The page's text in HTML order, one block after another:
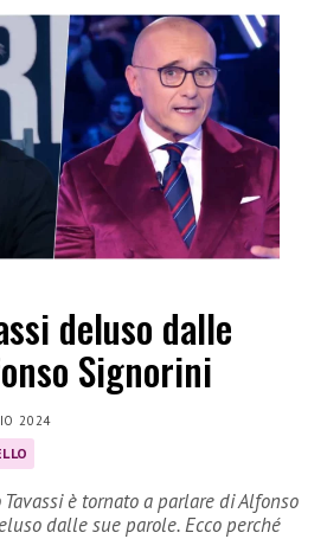
deluso dalle
Signorini
2024
è tornato a parlare di Alfonso
dalle sue parole. Ecco perché